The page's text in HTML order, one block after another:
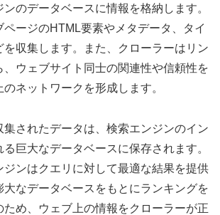
のデータベースに情報を格納します。
ページのHTML要素やメタデータ、タイ
を収集します。また、クローラーはリン
、ウェブサイト同士の関連性や信頼性を
ネットワークを形成します。
集されたデータは、検索エンジンのイン
巨大なデータベースに保存されます。
ジンはクエリに対して最適な結果を提供
大なデータベースをもとにランキングを
ため、ウェブ上の情報をクローラーが正